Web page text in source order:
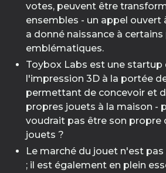
votes, peuvent être
ensembles - un appel ouvert
a donné naissance à
emblématiques.
Toybox Labs est une startup
l'impression 3D à la portée
permettant de concevoir et
propres jouets à la maison -
voudrait pas être son propre
jouets ?
Le marché du jouet n'est
; il est également en plein